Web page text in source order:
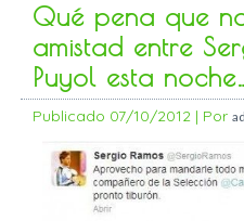
Qué pena que
amistad entre
Puyol esta
Publicado 07/10/2012 | Por